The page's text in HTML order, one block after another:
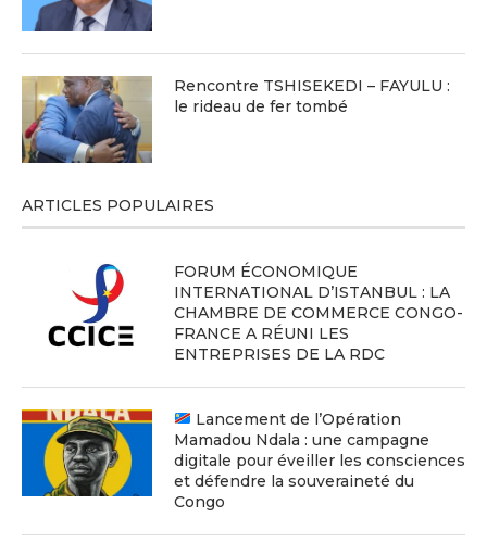
Rencontre TSHISEKEDI – FAYULU :
le rideau de fer tombé
ARTICLES POPULAIRES
FORUM ÉCONOMIQUE
INTERNATIONAL D’ISTANBUL : LA
CHAMBRE DE COMMERCE CONGO-
FRANCE A RÉUNI LES
ENTREPRISES DE LA RDC
Lancement de l’Opération
Mamadou Ndala : une campagne
digitale pour éveiller les consciences
et défendre la souveraineté du
Congo